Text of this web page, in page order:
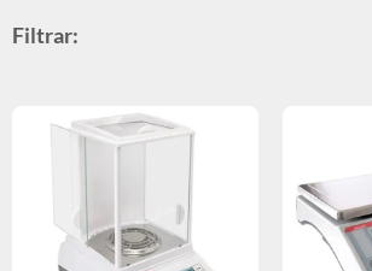
Filtrar: